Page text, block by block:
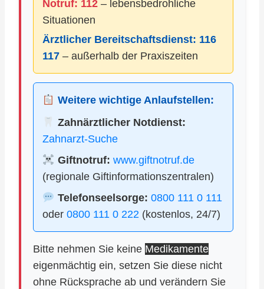
Notruf: 112 – lebensbedrohliche
Situationen
Ärztlicher Bereitschaftsdienst: 116
117 – außerhalb der Praxiszeiten
Weitere wichtige Anlaufstellen:
Zahnärztlicher Notdienst:
Zahnarzt-Suche
Giftnotruf: www.giftnotruf.de
(regionale Giftinformationszentralen)
Telefonseelsorge: 0800 111 0 111
oder 0800 111 0 222 (kostenlos, 24/7)
Bitte nehmen Sie keine Medikamente
eigenmächtig ein, setzen Sie diese nicht
ohne Rücksprache ab und verändern Sie